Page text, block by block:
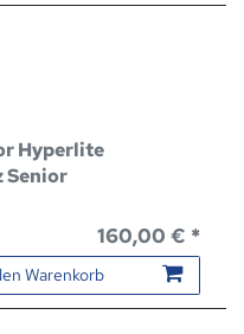
Hyperlite
Senior
160,00 € *
Warenkorb